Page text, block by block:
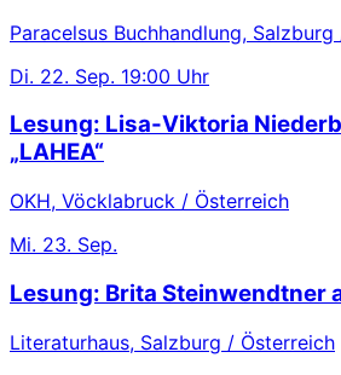
Paracelsus Buchhandlung,
Di. 22. Sep. 19:00 Uhr
Lesung: Lisa-Viktoria
„LAHEA“
OKH, Vöcklabruck / Österreich
Mi. 23. Sep.
Lesung: Brita Steinwendtner
Literaturhaus, Salzburg / Österreich